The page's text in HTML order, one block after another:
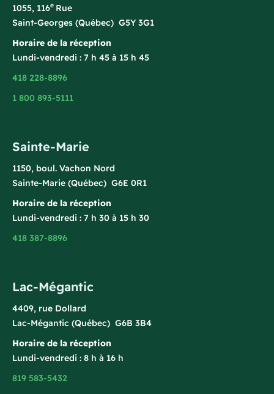
1055, 116e Rue
Saint-Georges (Québec) G5Y 3G1
Horaire de la réception
Lundi-vendredi : 7 h 45 à 15 h 45
418 228-8896
1 800 893-5111
Sainte-Marie
1150, boul. Vachon Nord
Sainte-Marie (Québec) G6E 0R1
Horaire de la réception
Lundi-vendredi : 7 h 30 à 15 h 30
418 387-8896
Lac-Mégantic
4409, rue Dollard
Lac-Mégantic (Québec) G6B 3B4
Horaire de la réception
Lundi-vendredi : 8 h à 16 h
819 583-5432